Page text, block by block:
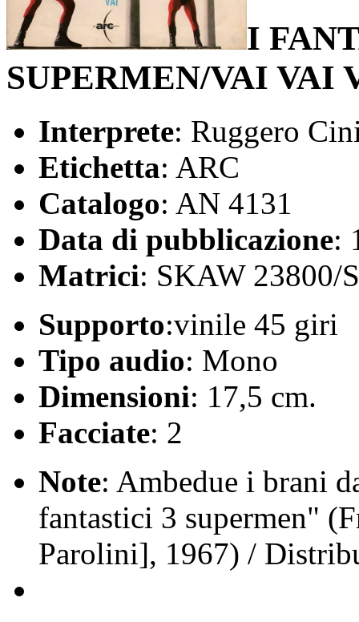
I
SUPERMEN/VAI VAI
Interprete: Ruggero
Etichetta: ARC
Catalogo: AN 4131
Data di pubblicazione:
Matrici: SKAW 23800/
Supporto:vinile 45 giri
Tipo audio: Mono
Dimensioni: 17,5 cm.
Facciate: 2
Note: Ambedue i brani
fantastici 3 supermen"
Parolini], 1967) /